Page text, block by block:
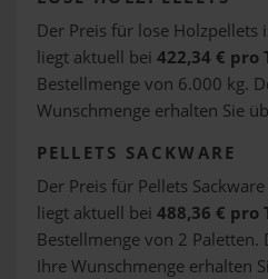
Der Preis für lose Holzpellets
liegt aktuell bei 422,34 € pro
Bestellmenge von 6.000 kg.
Wunschmenge erhalten Sie
PELLETS SACKWARE
Der Preis für Pellets
liegt aktuell bei 488,36 € pro
Bestellmenge von 2 Paletten.
Ihre Wunschmenge erhalten